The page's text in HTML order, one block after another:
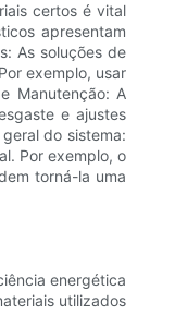
certos é vital
apresentam
As soluções de
exemplo, usar
Manutenção: A
e ajustes
do sistema:
Por exemplo, o
torná-la uma
energética
utilizados